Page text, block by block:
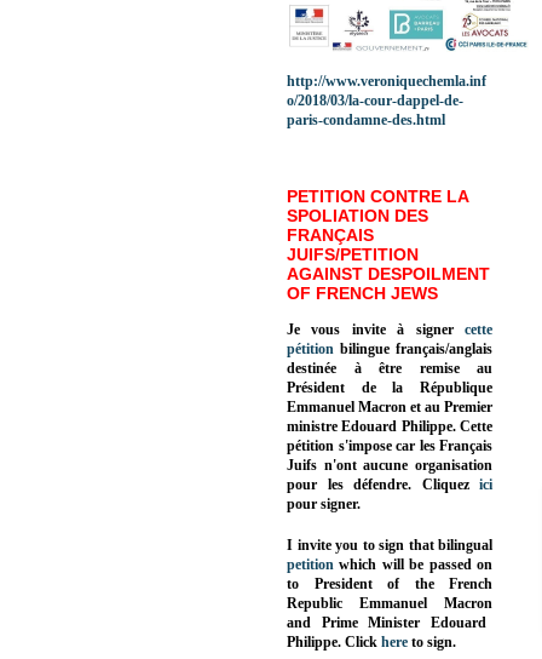
http://www.veroniquechemla.inf
o/2018/03/la-cour-dappel-de-
paris-condamne-des.html
PETITION CONTRE LA
SPOLIATION DES
FRANÇAIS
JUIFS/PETITION
AGAINST DESPOILMENT
OF FRENCH JEWS
Je vous invite à signer cette
pétition bilingue français/anglais
destinée à être remise au
Président de la République
Emmanuel Macron et au Premier
ministre Edouard Philippe. Cette
pétition s'impose car les Français
Juifs n'ont aucune organisation
pour les défendre. Cliquez
ici
pour signer.
I invite you to sign that bilingual
petition which will be passed on
to President of the French
Republic Emmanuel Macron
and Prime Minister Edouard
Philippe. Click here to sign.